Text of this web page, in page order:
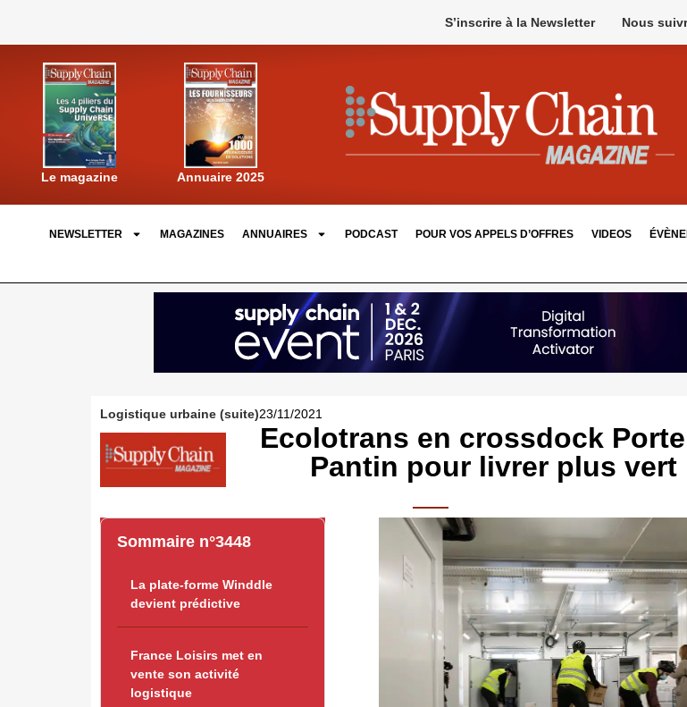
S’inscrire à la Newsletter Nous
Le magazine Annuaire 2025
NEWSLETTER MAGAZINES ANNUAIRES PODCAST POUR VOS APPELS D’OFFRES VIDEOS
Ecolotrans en crossdock
Pantin pour livrer plus vert
Sommaire n°3448
La plate-forme Winddle
devient prédictive
France Loisirs met en
vente son activité
logistique
Logistique urbaine (suite)23/11/2021